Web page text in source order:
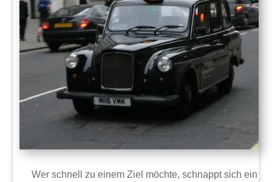
Wer schnell zu einem Ziel möchte, schnappt sich ein